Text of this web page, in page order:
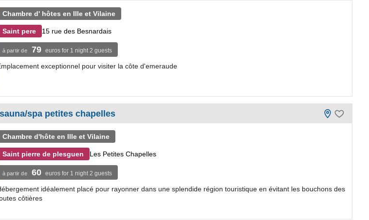
Chambre d' hôtes en Ille et Vilaine
Saint pere 15 rue des Besnardais
à partir de 79 euros for 1 night 2 guests
exceptionnel pour visiter la côte d'emeraude
spa petites chapelles
Chambre d'hôte en Ille et Vilaine
Saint pierre de plesguen Les Petites Chapelles
à partir de 60 euros for 1 night 2 guests
idéalement placé pour rayonner dans une splendide région touristique en évitant les bouchons des
côtières